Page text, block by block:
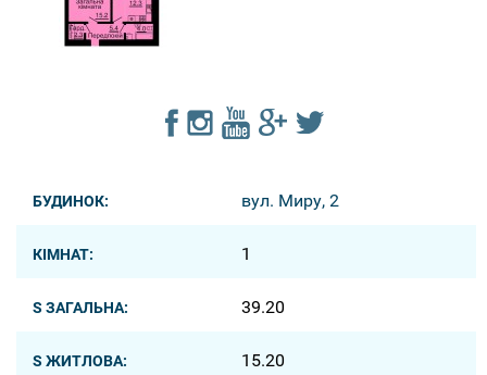
БУДИНОК: вул. Миру, 2
КІМНАТ: 1
S ЗАГАЛЬНА: 39.20
S ЖИТЛОВА: 15.20